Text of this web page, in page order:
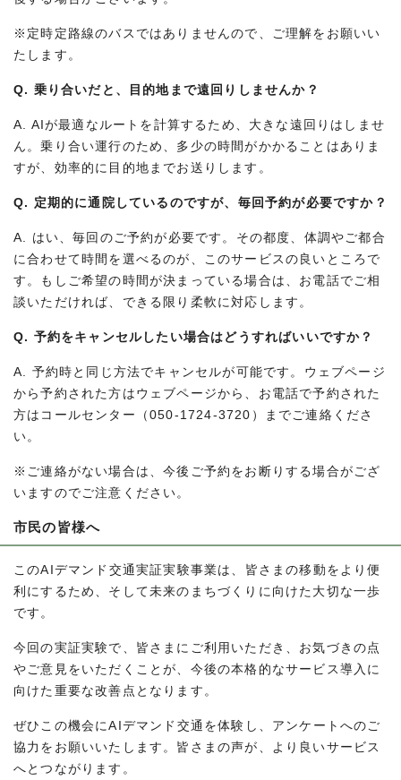
※定時定路線のバスではありませんので、ご理解をお願いい
たします。
Q. 乗り合いだと、目的地まで遠回りしませんか？
A. AIが最適なルートを計算するため、大きな遠回りはしませ
ん。乗り合い運行のため、多少の時間がかかることはありま
すが、効率的に目的地までお送りします。
Q. 定期的に通院しているのですが、毎回予約が必要ですか？
A. はい、毎回のご予約が必要です。その都度、体調やご都合
に合わせて時間を選べるのが、このサービスの良いところで
す。もしご希望の時間が決まっている場合は、お電話でご相
談いただければ、できる限り柔軟に対応します。
Q. 予約をキャンセルしたい場合はどうすればいいですか？
A. 予約時と同じ方法でキャンセルが可能です。ウェブページ
から予約された方はウェブページから、お電話で予約された
方はコールセンター（050-1724-3720）までご連絡くださ
い。
※ご連絡がない場合は、今後ご予約をお断りする場合がござ
いますのでご注意ください。
市民の皆様へ
このAIデマンド交通実証実験事業は、皆さまの移動をより便
利にするため、そして未来のまちづくりに向けた大切な一歩
です。
今回の実証実験で、皆さまにご利用いただき、お気づきの点
やご意見をいただくことが、今後の本格的なサービス導入に
向けた重要な改善点となります。
ぜひこの機会にAIデマンド交通を体験し、アンケートへのご
協力をお願いいたします。皆さまの声が、より良いサービス
へとつながります。